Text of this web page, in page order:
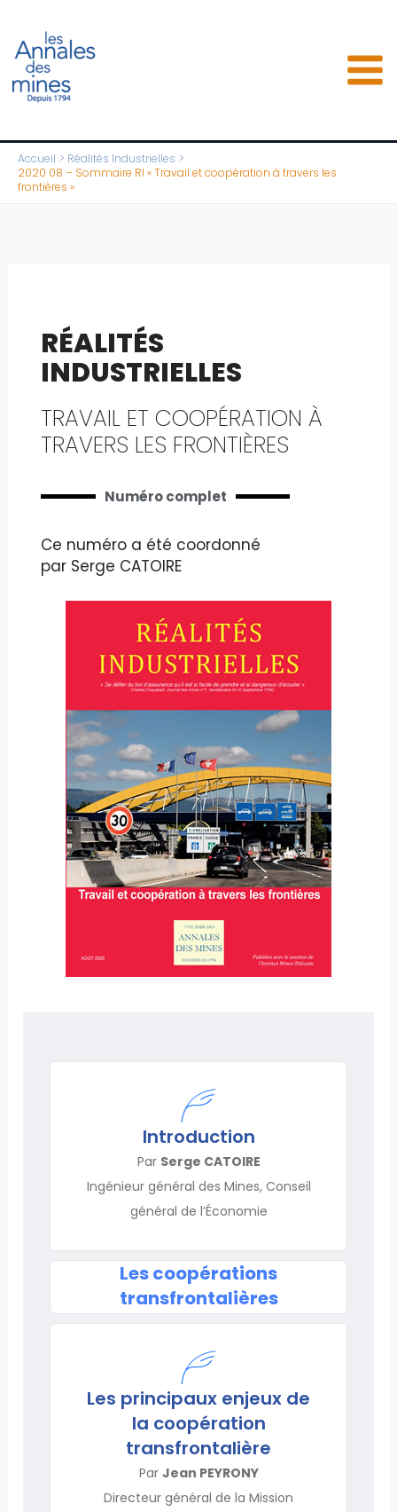
contenu
Accueil
Réalités Industrielles
2020 08 – Sommaire RI « Travail et coopération à travers les
frontières »
RÉALITÉS
INDUSTRIELLES
TRAVAIL ET COOPÉRATION À
TRAVERS LES FRONTIÈRES
Numéro complet
Ce numéro a été coordonné
par Serge CATOIRE
Introduction
Par Serge CATOIRE
Ingénieur général des Mines, Conseil
général de l’Économie
Les coopérations
transfrontalières
Les principaux enjeux de
la coopération
transfrontalière
Par Jean PEYRONY
Directeur général de la Mission